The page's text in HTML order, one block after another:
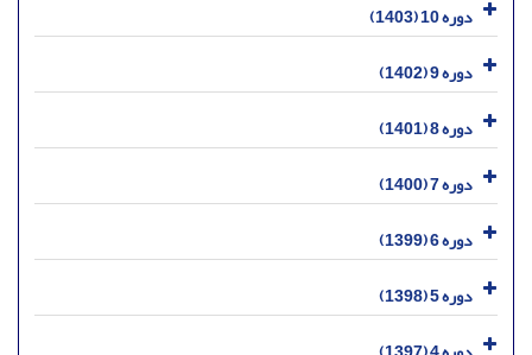
دوره 10 (1403)
دوره 9 (1402)
دوره 8 (1401)
دوره 7 (1400)
دوره 6 (1399)
دوره 5 (1398)